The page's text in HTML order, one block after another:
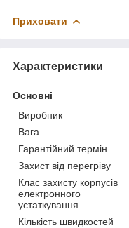
Приховати
Характеристики
Основні
Виробник
Вага
Гарантійний термін
Захист від перегріву
Клас захисту корпусів
електронного
устаткування
Кількість швидкостей